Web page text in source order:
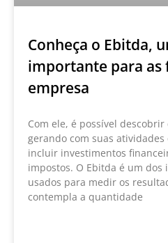
Conheça o Ebitda,
importante para as
empresa
Com ele, é possível
gerando com suas
incluir investimentos
impostos. O Ebitda é um
usados para medir os
contempla a quantidade